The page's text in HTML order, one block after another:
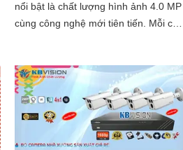
nổi bật là chất lượng hình ảnh 4.0 MP
cùng công nghệ mới tiên tiến. Mỗi chi